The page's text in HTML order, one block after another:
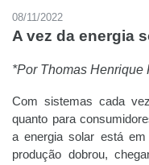
08/11/2022
A vez da energia
*Por Thomas Henrique
Com sistemas cada
quanto para
a energia solar está
produção dobrou,